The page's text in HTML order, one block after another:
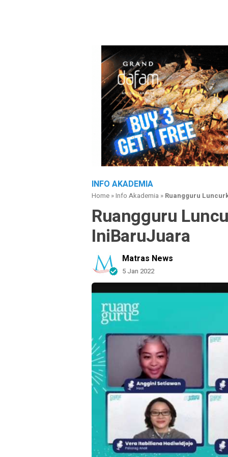
INFO AKADEMIA
Home »Info Akademia » Ruangguru
Ruangguru
IniBaruJuara
Matras News
5 Jan 2022